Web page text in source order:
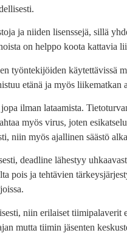
ja niiden lisenssejä, sillä
on helppo koota kattavia
työntekijöiden käytettävissä
etänä ja myös liikematkan
ilman lataamista.
myös virus, joten
niin myös ajallinen säästö
deadline lähestyy
pois ja tehtävien
niin erilaiset tiimipalaverit
mutta tiimin jäsenten